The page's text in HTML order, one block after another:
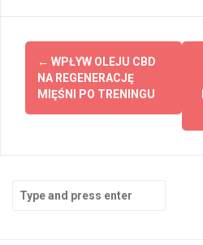
Post
navigation
← WPŁYW OLEJU CBD
NA REGENERACJĘ
MIĘŚNI PO TRENINGU
Search
for: